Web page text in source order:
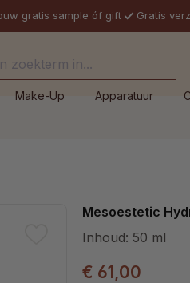
gratis sample óf gift Gratis
Make-Up Apparatuur
Mesoestetic
Inhoud: 50 ml
€ 61,00